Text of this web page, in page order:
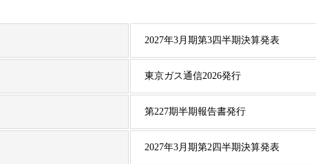
2027年3月期第3四半期決算発表
東京ガス通信2026発行
第227期半期報告書発行
2027年3月期第2四半期決算発表